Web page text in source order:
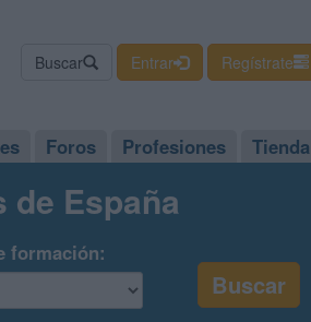
Buscar Entrar Regístrate
Foros Profesiones Tienda
España
formación: